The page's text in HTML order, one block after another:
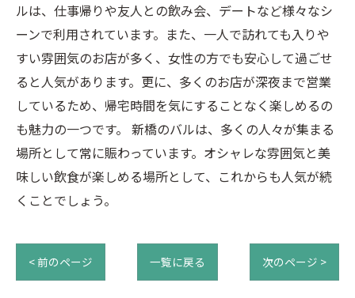
ルは、仕事帰りや友人との飲み会、デートなど様々なシ
ーンで利用されています。また、一人で訪れても入りや
すい雰囲気のお店が多く、女性の方でも安心して過ごせ
ると人気があります。更に、多くのお店が深夜まで営業
しているため、帰宅時間を気にすることなく楽しめるの
も魅力の一つです。 新橋のバルは、多くの人々が集まる
場所として常に賑わっています。オシャレな雰囲気と美
味しい飲食が楽しめる場所として、これからも人気が続
くことでしょう。
< 前のページ 一覧に戻る 次のページ >